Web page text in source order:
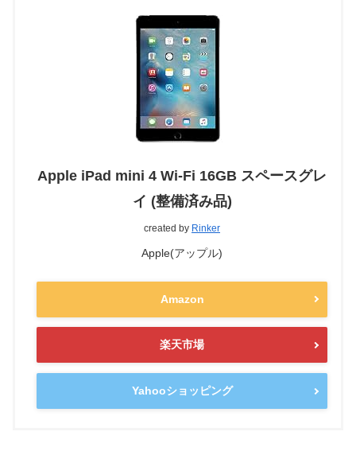
Apple iPad mini 4 Wi-Fi 16GB スペースグレ
イ (整備済み品)
created by Rinker
Apple(アップル)
Amazon
楽天市場
Yahooショッピング